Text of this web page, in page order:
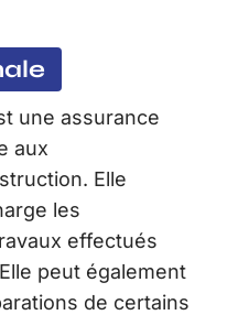
une assurance
aux
Elle
les
effectués
peut également
de certains